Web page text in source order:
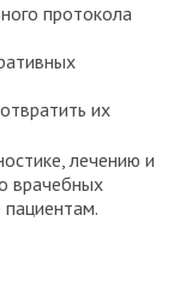
протокола
их
лечению и
врачебных